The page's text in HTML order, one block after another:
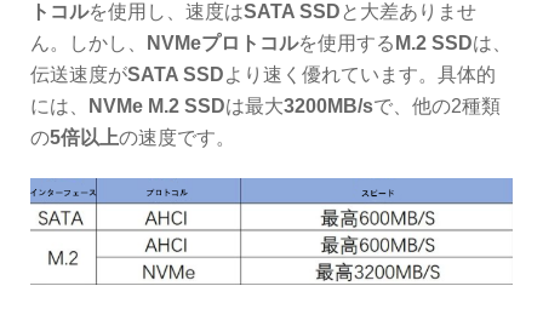
トコルを使用し、速度はSATA SSD と大差ありませ
ん。しかし、
NVMeプロトコルを使用する M.2 SSDは、
伝送速度がSATA SSDより速く優れています。具体的
には、
NVMe M.2 SSDは最大3200MB/sで、他の2種類
の5倍以上の速度です。